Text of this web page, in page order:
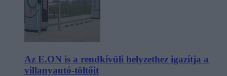
Az E.ON is a rendkívüli helyzethez igazítja a
villanyautó-töltőit